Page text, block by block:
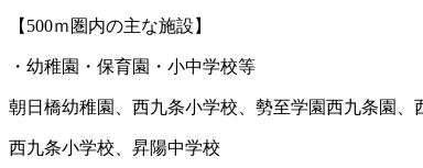
【500ｍ圏内の主な施設】
・幼稚園・保育園・小中学校等
朝日橋幼稚園、西九条小学校、勢至学園西九条園、
西九条小学校、昇陽中学校